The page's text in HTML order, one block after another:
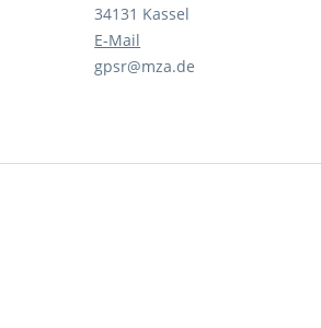
34131 Kassel
E-Mail
gpsr@mza.de